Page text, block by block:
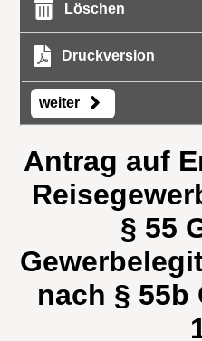
Löschen
Druckversion
weiter
Antrag auf
§ 55
nach § 55b